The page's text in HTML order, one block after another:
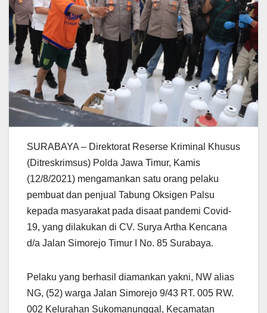
SURABAYA – Direktorat Reserse Kriminal Khusus
(Ditreskrimsus) Polda Jawa Timur, Kamis
(12/8/2021) mengamankan satu orang pelaku
pembuat dan penjual Tabung Oksigen Palsu
kepada masyarakat pada disaat pandemi Covid-
19, yang dilakukan di CV. Surya Artha Kencana
d/a Jalan Simorejo Timur I No. 85 Surabaya.
Pelaku yang berhasil diamankan yakni, NW alias
NG, (52) warga Jalan Simorejo 9/43 RT. 005 RW.
002 Kelurahan Sukomanunggal, Kecamatan